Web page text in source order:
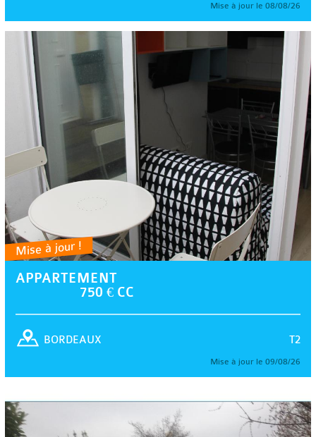
Mise à jour le 08/08/26
Mise à jour !
APPARTEMENT
750 € CC
T2
BORDEAUX
Mise à jour le 09/08/26